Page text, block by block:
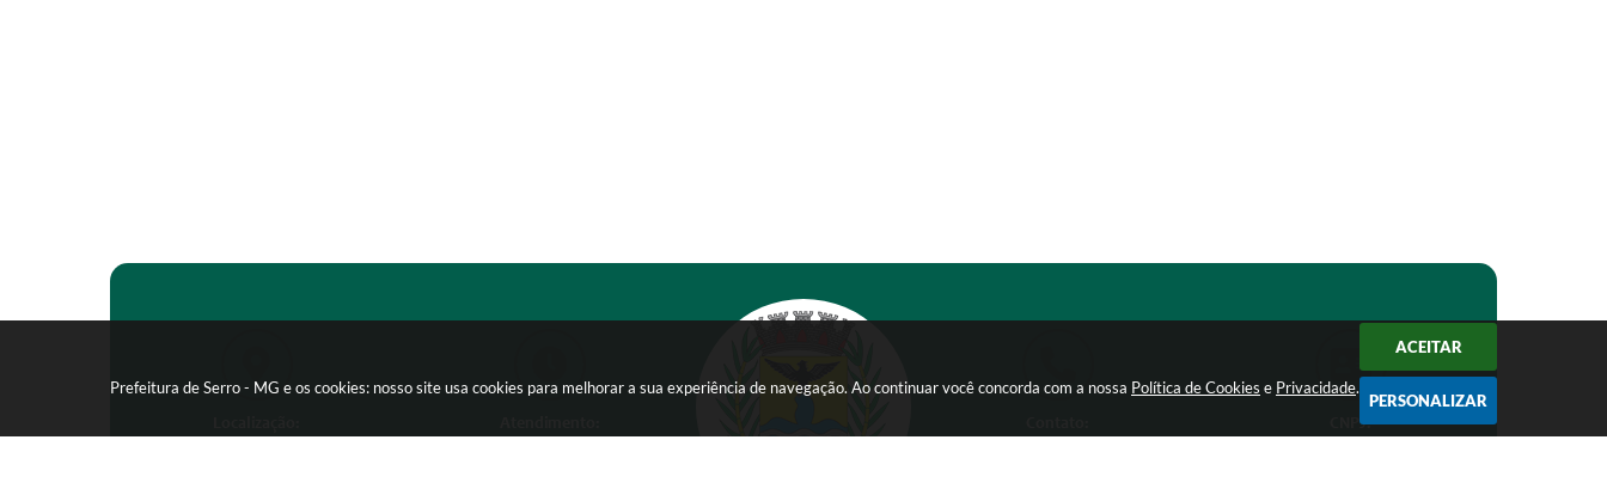
Prefeitura de Serro - MG e os cookies: nosso site usa cookies para melhorar a sua experiência de navegação. Ao continuar você concorda com a nossa Política de Cookies e Privacidade.
ACEITAR
PERSONALIZAR
CNPJ: